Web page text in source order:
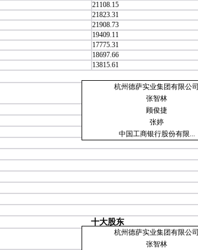
21108.15
21823.31
21908.73
19409.11
17775.31
18697.66
13815.61
杭州德萨实业集团有限公司
张智林
顾俊捷
张婷
中国工商银行股份有限...
十大股东
杭州德萨实业集团有限公司
张智林